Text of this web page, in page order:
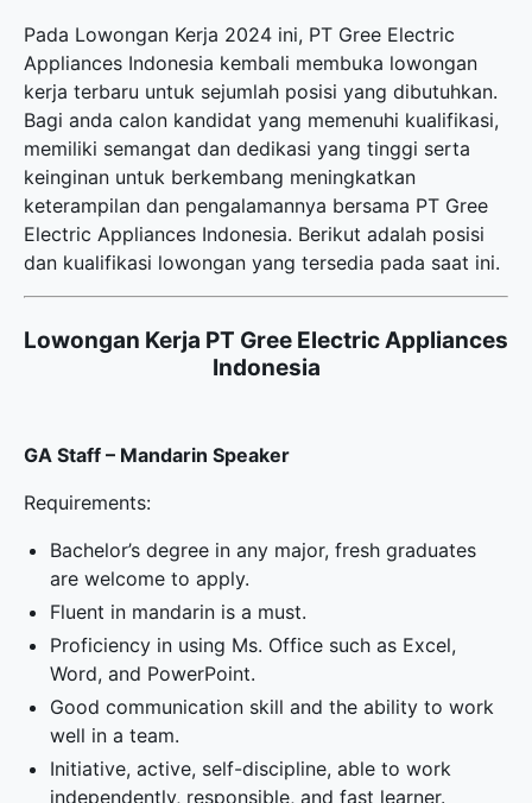
Pada Lowongan Kerja 2024 ini, PT Gree Electric
Appliances Indonesia kembali membuka lowongan
kerja terbaru untuk sejumlah posisi yang dibutuhkan.
Bagi anda calon kandidat yang memenuhi kualifikasi,
memiliki semangat dan dedikasi yang tinggi serta
keinginan untuk berkembang meningkatkan
keterampilan dan pengalamannya bersama PT Gree
Electric Appliances Indonesia. Berikut adalah posisi
dan kualifikasi lowongan yang tersedia pada saat ini.
Lowongan Kerja PT Gree Electric Appliances
Indonesia
GA Staff – Mandarin Speaker
Requirements:
Bachelor’s degree in any major, fresh graduates
are welcome to apply.
Fluent in mandarin is a must.
Proficiency in using Ms. Office such as Excel,
Word, and PowerPoint.
Good communication skill and the ability to work
well in a team.
Initiative, active, self-discipline, able to work
independently, responsible, and fast learner.